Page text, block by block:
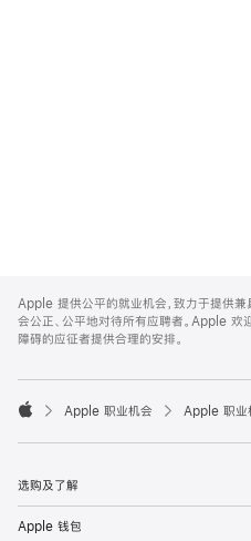
Footer
Apple 提供公平的就业机会，致力于提供兼
会公正、公平地对待所有应聘者。Apple 欢
障碍的应征者提供合理的安排。

Apple 职业机会 Apple 职业
选购及了解
Apple 钱包